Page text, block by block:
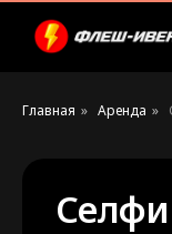
Главная » Аренда »